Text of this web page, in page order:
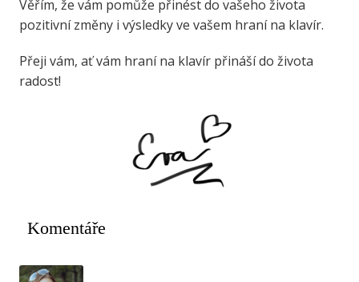
Věřím, že vám pomůže přinést do vašeho života
pozitivní změny i výsledky ve vašem hraní na klavír.
Přeji vám, ať vám hraní na klavír přináší do života
radost!
Komentáře